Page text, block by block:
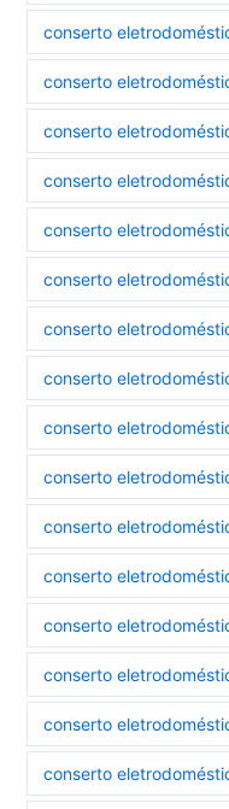
conserto
conserto
conserto
conserto
conserto
conserto
conserto
conserto
conserto
conserto
conserto
conserto
conserto
conserto
conserto
conserto